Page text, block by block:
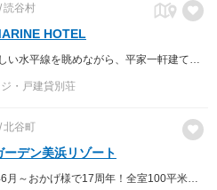
読谷村
HOTEL
・戸建貸別荘
北谷町
ーデン美浜リゾート
～2023年6月～おかげ様で17周年！全室100平米の客室はテラス・ジャグジー付。 全プランにお客様満足度№1の無料レンタカーが付いてお得♪